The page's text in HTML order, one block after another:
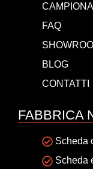
FAQ
BLOG
CONTATTI
FABBRICA
Scheda
Scheda